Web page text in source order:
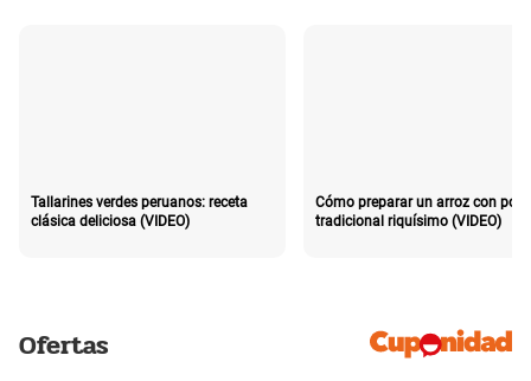
clásica deliciosa (VIDEO)
Cómo preparar un arroz con pollo
tradicional riquísimo (VIDEO)
Ofertas